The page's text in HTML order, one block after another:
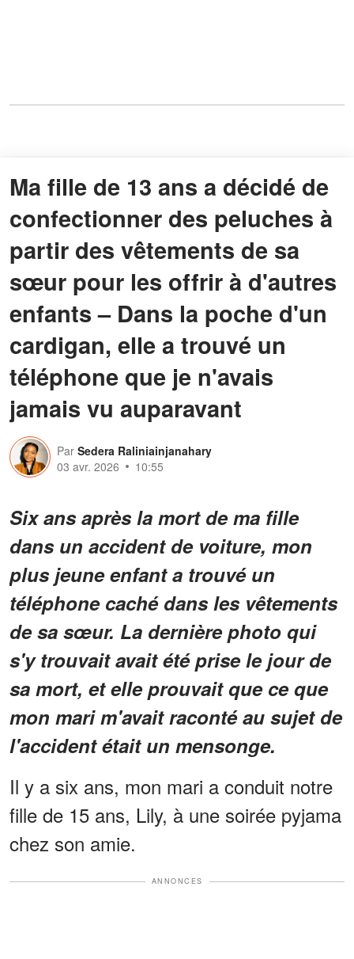
Ma fille de 13 ans a décidé de
confectionner des peluches à
partir des vêtements de sa
sœur pour les offrir à d'autres
enfants – Dans la poche d'un
cardigan, elle a trouvé un
téléphone que je n'avais
jamais vu auparavant
Par Sedera Raliniainjanahary
03 avr. 2026
10:55
Six ans après la mort de ma fille
dans un accident de voiture, mon
plus jeune enfant a trouvé un
téléphone caché dans les vêtements
de sa sœur. La dernière photo qui
s'y trouvait avait été prise le jour de
sa mort, et elle prouvait que ce que
mon mari m'avait raconté au sujet de
l'accident était un mensonge.
Il y a six ans, mon mari a conduit notre
fille de 15 ans, Lily, à une soirée pyjama
chez son amie.
ANNONCES